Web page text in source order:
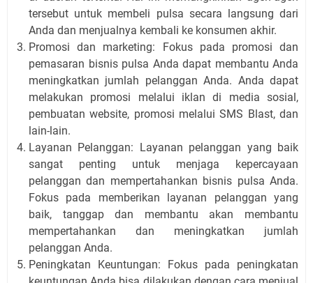
tersebut untuk membeli pulsa secara langsung dari
Anda dan menjualnya kembali ke konsumen akhir.
Promosi dan marketing: Fokus pada promosi dan
pemasaran bisnis pulsa Anda dapat membantu Anda
meningkatkan jumlah pelanggan Anda. Anda dapat
melakukan promosi melalui iklan di media sosial,
pembuatan website, promosi melalui SMS Blast, dan
lain-lain.
Layanan Pelanggan: Layanan pelanggan yang baik
sangat penting untuk menjaga kepercayaan
pelanggan dan mempertahankan bisnis pulsa Anda.
Fokus pada memberikan layanan pelanggan yang
baik, tanggap dan membantu akan membantu
mempertahankan dan meningkatkan jumlah
pelanggan Anda.
Peningkatan Keuntungan: Fokus pada peningkatan